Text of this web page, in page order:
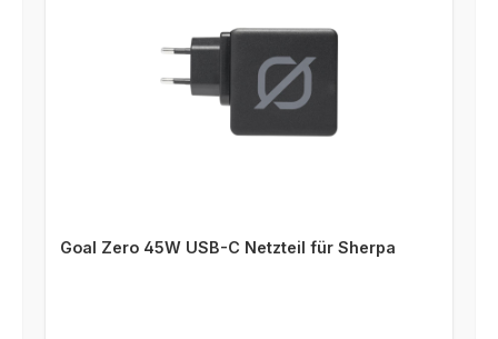
Goal Zero 45W USB-C Netzteil für Sherpa